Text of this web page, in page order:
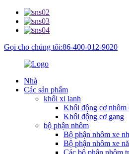
Gọi cho chúng tôi:86-400-012-9020
Nhà
Các sản phẩm
khối xi lanh
Khối động cơ nhôm
Khối động cơ gang
bộ phận nhôm
Bộ phận nhôm xe
Bộ phận nhôm xe
Các bộ phận nhôm